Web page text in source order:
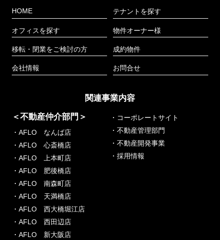
HOME
オフィスを探す
移転・閉業をご検討の方
会社情報
テナントを探す
物件オーナー様
成約物件
お問合せ
関連事業内容
＜不動産仲介部門＞
・AFLO なんば店
・AFLO 心斎橋店
・AFLO 上本町店
・AFLO 肥後橋店
・AFLO 南森町店
・AFLO 天満橋店
・AFLO 西大橋堀江店
・AFLO 西田辺店
・AFLO 新大阪店
・コーポレートサイト
・不動産管理部門
・不動産開発事業
・採用情報